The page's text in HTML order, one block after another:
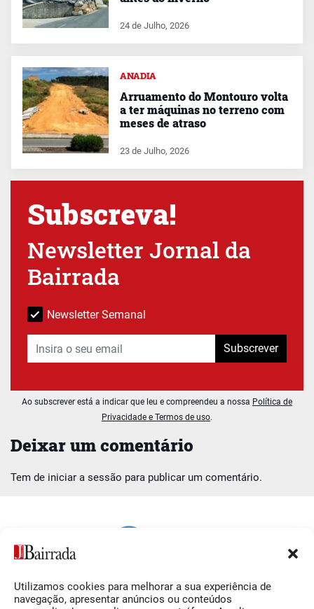
Utilizamos cookies para melhorar a sua experiência de
navegação, apresentar anúncios ou conteúdos
Deixar um comentário
Tem de iniciar a sessão para publicar um comentário.
24 de Julho, 2026
ANADIA
Arruamento do Montouro volta
a ter máquinas no terreno com
meses de atraso
23 de Julho, 2026
Subscreva!
Newsletter Jornal da
Bairrada
Newsletter Semanal
Subscrever
Ao subscrever está a indicar que leu e compreendeu a nossa Política de
Privacidade e Termos de uso.
Siga-nos O Jornal da Bairrada